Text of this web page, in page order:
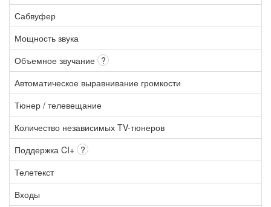
Сабвуфер
Мощность звука
Объемное звучание ?
Автоматическое выравнивание громкости
Тюнер / телевещание
Количество независимых TV-тюнеров
Поддержка CI+ ?
Телетекст
Входы